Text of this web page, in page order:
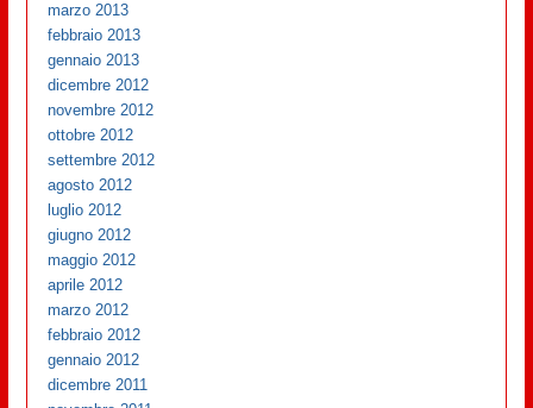
marzo 2013
febbraio 2013
gennaio 2013
dicembre 2012
novembre 2012
ottobre 2012
settembre 2012
agosto 2012
luglio 2012
giugno 2012
maggio 2012
aprile 2012
marzo 2012
febbraio 2012
gennaio 2012
dicembre 2011